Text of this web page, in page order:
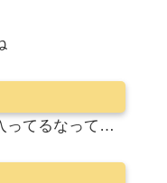
ってるなって…